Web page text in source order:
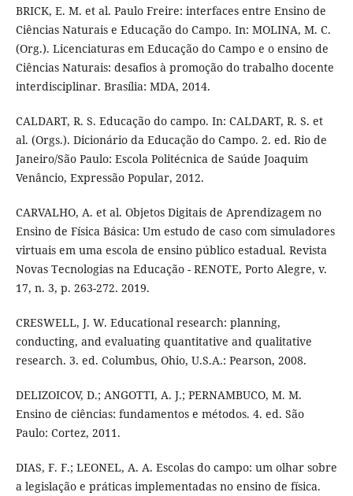
BRICK, E. M. et al. Paulo Freire: interfaces entre Ensino de
Ciências Naturais e Educação do Campo. In: MOLINA, M. C.
(Org.). Licenciaturas em Educação do Campo e o ensino de
Ciências Naturais: desafios à promoção do trabalho docente
interdisciplinar. Brasília: MDA, 2014.
CALDART, R. S. Educação do campo. In: CALDART, R. S. et
al. (Orgs.). Dicionário da Educação do Campo. 2. ed. Rio de
Janeiro/São Paulo: Escola Politécnica de Saúde Joaquim
Venâncio, Expressão Popular, 2012.
CARVALHO, A. et al. Objetos Digitais de Aprendizagem no
Ensino de Física Básica: Um estudo de caso com simuladores
virtuais em uma escola de ensino público estadual. Revista
Novas Tecnologias na Educação - RENOTE, Porto Alegre, v.
17, n. 3, p. 263-272. 2019.
CRESWELL, J. W. Educational research: planning,
conducting, and evaluating quantitative and qualitative
research. 3. ed. Columbus, Ohio, U.S.A.: Pearson, 2008.
DELIZOICOV, D.; ANGOTTI, A. J.; PERNAMBUCO, M. M.
Ensino de ciências: fundamentos e métodos. 4. ed. São
Paulo: Cortez, 2011.
DIAS, F. F.; LEONEL, A. A. Escolas do campo: um olhar sobre
a legislação e práticas implementadas no ensino de física.